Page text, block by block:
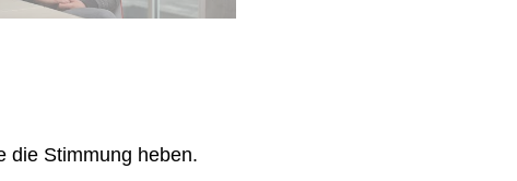
die Stimmung heben.